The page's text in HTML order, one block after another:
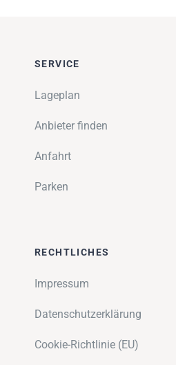
SERVICE
Lageplan
Anbieter finden
Anfahrt
Parken
RECHTLICHES
Impressum
Datenschutzerklärung
Cookie-Richtlinie (EU)